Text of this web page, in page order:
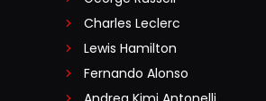
Charles Leclerc
Lewis Hamilton
Fernando Alonso